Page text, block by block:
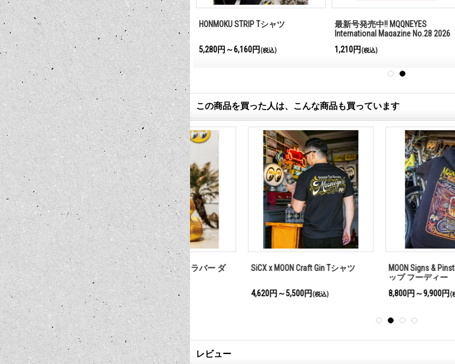
MCCS ピストン クロス Tシャツ
5,280円～6,160円 (税込)
HONMOKU STRIP Tシャツ
5,280円～6,160円 (税込)
最新号発売中!! MQQNEYES
International Magazine No.28 2026
1,210円 (税込)
この商品を買った人は、こんな商品も買っています
バックパ
MOONEYES 40th Anniv. ラバー ダ
ック
1,650円
(税込)
SiCX x MOON Craft Gin Tシャツ
4,620円～5,500円(税込)
MOON Signs & Pinstriping Studio ジ
ップ フーディー
8,800円～9,900円(税込)
レビュー